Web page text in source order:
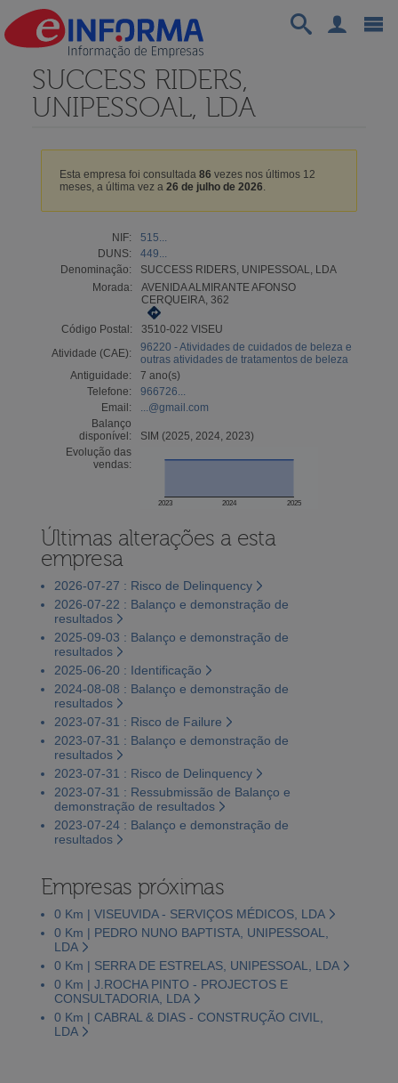
SUCCESS RIDERS,
UNIPESSOAL, LDA
Esta empresa foi consultada 86 vezes nos últimos 12
meses, a última vez a 26 de julho de 2026.
NIF:
515...
DUNS:
449...
Denominação:
SUCCESS RIDERS, UNIPESSOAL, LDA
Morada:
AVENIDA ALMIRANTE AFONSO
CERQUEIRA, 362
Código Postal:
3510-022 VISEU
Atividade (CAE):
96220 - Atividades de cuidados de beleza e
outras atividades de tratamentos de beleza
Antiguidade:
7 ano(s)
Telefone:
966726...
Email:
...@gmail.com
Balanço
disponível:
SIM (2025, 2024, 2023)
Evolução das
vendas:
2023 2024 2025
Últimas alterações a esta
empresa
2026-07-27 : Risco de Delinquency
2026-07-22 : Balanço e demonstração de
resultados
2025-09-03 : Balanço e demonstração de
resultados
2025-06-20 : Identificação
2024-08-08 : Balanço e demonstração de
resultados
2023-07-31 : Risco de Failure
2023-07-31 : Balanço e demonstração de
resultados
2023-07-31 : Risco de Delinquency
2023-07-31 : Ressubmissão de Balanço e
demonstração de resultados
2023-07-24 : Balanço e demonstração de
resultados
Empresas próximas
0 Km | VISEUVIDA - SERVIÇOS MÉDICOS, LDA
0 Km | PEDRO NUNO BAPTISTA, UNIPESSOAL,
LDA
0 Km | SERRA DE ESTRELAS, UNIPESSOAL, LDA
0 Km | J.ROCHA PINTO - PROJECTOS E
CONSULTADORIA, LDA
0 Km | CABRAL & DIAS - CONSTRUÇÃO CIVIL,
LDA